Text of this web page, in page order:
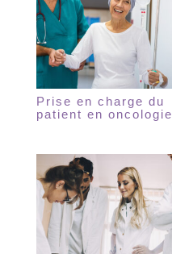
Prise en charge du
patient en oncologie